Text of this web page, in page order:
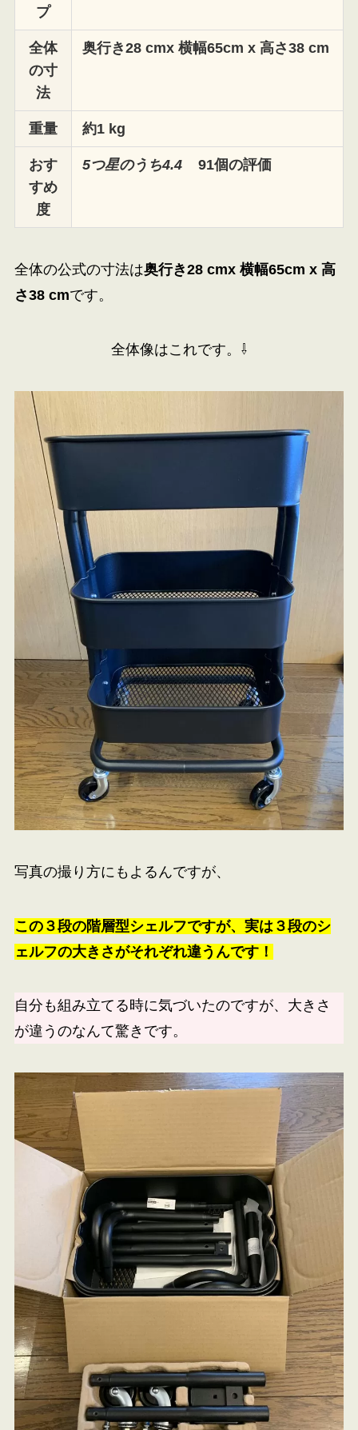
プ
全体
の寸
法
奥行き28 cmx 横幅65cm x 高さ38 cm
重量 約1 kg
おす
すめ
度
5つ星のうち4.4 91個の評価
全体の公式の寸法は奥行き28 cmx 横幅65cm x 高
さ38 cmです。
全体像はこれです。⇩
写真の撮り方にもよるんですが、
この３段の階層型シェルフですが、実は３段のシ
ェルフの大きさがそれぞれ違うんです！
自分も組み立てる時に気づいたのですが、大きさ
が違うのなんて驚きです。